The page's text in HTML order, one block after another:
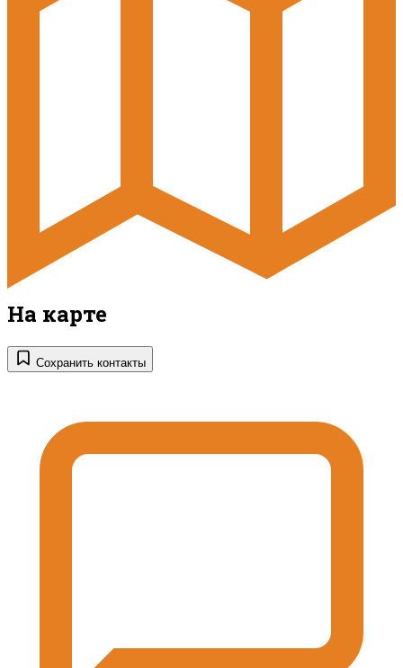
На карте
Сохранить контакты